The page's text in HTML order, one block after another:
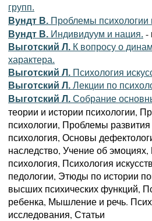
групп.
Вундт В. Проблемы психологии
Вундт В. Индивидуум и нация. -
Выготский Л. К вопросу о
характера.
Выготский Л. Психология
Выготский Л. Лекции по
Выготский Л. Собрание
теории и истории психологии,
психологии, Проблемы развития
психология, Основы
наследство, Учение об эмоциях,
психология, Психология
педологии, Этюды по истории
высших психических функций,
ребенка, Мышление и речь.
исследования, Статьи